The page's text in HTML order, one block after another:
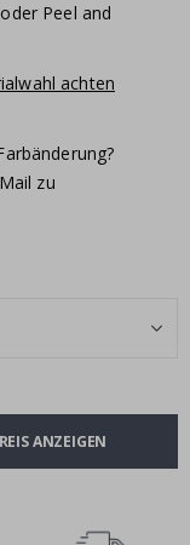
Peel and
achten
zu
ANZEIGEN